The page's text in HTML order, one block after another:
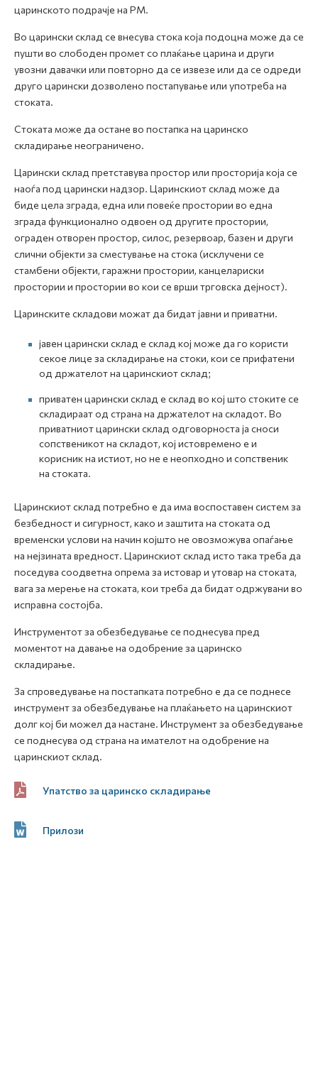
царинското подрачје на РМ.
Во царински склад се внесува стока која подоцна може да се
пушти во слободен промет со плаќање царина и други
увозни давачки или повторно да се извезе или да се одреди
друго царински дозволено постапување или употреба на
стоката.
Стоката може да остане во постапка на царинско
складирање неограничено.
Царински склад претставува простор или просторија која се
наоѓа под царински надзор. Царинскиот склад може да
биде цела зграда, една или повеќе простории во една
зграда функционално одвоен од другите простории,
ограден отворен простор, силос, резервоар, базен и други
слични објекти за сместување на стока (исклучени се
стамбени објекти, гаражни простории, канцелариски
простории и простории во кои се врши трговска дејност).
Царинските складови можат да бидат јавни и приватни.
јавен царински склад е склад кој може да го користи
секое лице за складирање на стоки, кои се прифатени
од држателот на царинскиот склад;
приватен царински склад е склад во кој што стоките се
складираат од страна на држателот на складот. Во
приватниот царински склад одговорноста ја сноси
сопственикот на складот, кој истовремено е и
корисник на истиот, но не е неопходно и сопственик
на стоката.
Царинскиот склад потребно е да има воспоставен систем за
безбедност и сигурност, како и заштита на стоката од
временски услови на начин којшто не овозможува опаѓање
на нејзината вредност. Царинскиот склад исто така треба да
поседува соодветна опрема за истовар и утовар на стоката,
вага за мерење на стоката, кои треба да бидат одржувани во
исправна состојба.
Инструментот за обезбедување се поднесува пред
моментот на давање на одобрение за царинско
складирање.
За спроведување на постапката потребно е да се поднесе
инструмент за обезбедување на плаќањето на царинскиот
долг кој би можел да настане. Инструмент за обезбедување
се поднесува од страна на имателот на одобрение на
царинскиот склад.
Упатство за царинско складирање
Прилози